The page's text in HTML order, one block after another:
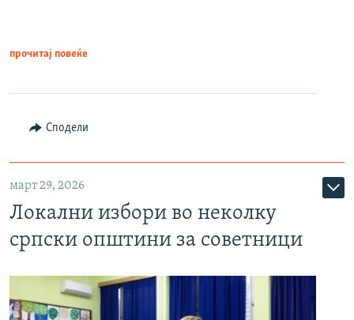
прочитај повеќе
Сподели
март 29, 2026
Локални избори во неколку
српски општини за советници